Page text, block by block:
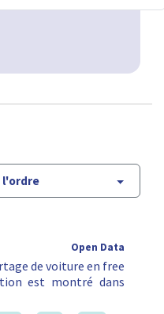
l'ordre
Open Data
de voiture en free
est montré dans